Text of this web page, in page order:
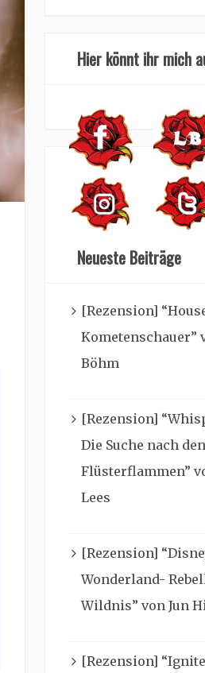
Hier könnt ihr mich
Neueste Beiträge
[Rezension]
Kometenschauer”
Böhm
[Rezension]
Die Suche nach den
Flüsterflammen”
Lees
[Rezension]
Wonderland-
Wildnis” von Jun
[Rezension]